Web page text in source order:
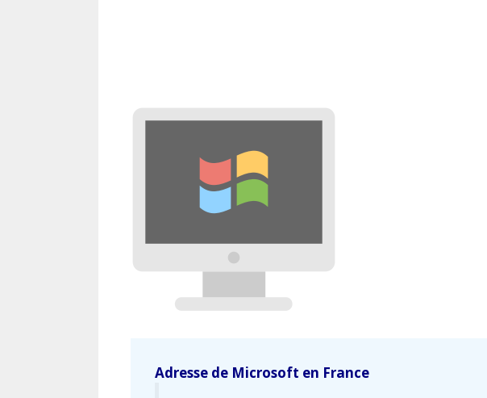
Adresse de Microsoft en France